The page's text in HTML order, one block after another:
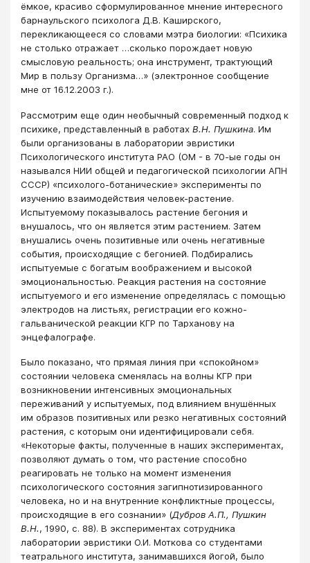
ёмкое, красиво сформулированное мнение интересного
барнаульского психолога Д.В. Каширского,
перекликающееся со словами мэтра биологии: «Психика
не столько отражает …сколько порождает новую
смысловую реальность; она инструмент, трактующий
Мир в пользу Организма…» (электронное сообщение
мне от 16.12.2003 г.).
Рассмотрим еще один необычный современный подход к
психике, представленный в работах В.Н. Пушкина. Им
были организованы в лаборатории эвристики
Психологического института РАО (ОМ - в 70-ые годы он
назывался НИИ общей и педагогической психологии АПН
СССР) «психолого-ботанические» эксперименты по
изучению взаимодействия человек-растение.
Испытуемому показывалось растение бегония и
внушалось, что он является этим растением. Затем
внушались очень позитивные или очень негативные
события, происходящие с бегонией. Подбирались
испытуемые с богатым воображением и высокой
эмоциональностью. Реакция растения на состояние
испытуемого и его изменение определялась с помощью
электродов на листьях, регистрации его кожно-
гальванической реакции КГР по Тарханову на
энцефалографе.
Было показано, что прямая линия при «спокойном»
состоянии человека сменялась на волны КГР при
возникновении интенсивных эмоциональных
переживаний у испытуемых, под влиянием внушённых
им образов позитивных или резко негативных состояний
растения, с которым они идентифицировали себя.
«Некоторые факты, полученные в наших экспериментах,
позволяют думать о том, что растение способно
реагировать не только на момент изменения
психологического состояния загипнотизированного
человека, но и на внутренние конфликтные процессы,
происходящие в его сознании» (Дубров А.П., Пушкин
В.Н., 1990, с. 88). В экспериментах сотрудника
лаборатории эвристики О.И. Моткова со студентами
театрального института, занимавшихся йогой, было